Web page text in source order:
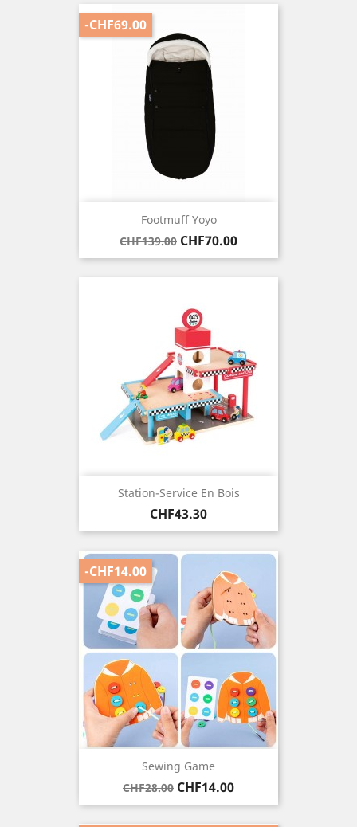
Footmuff Yoyo
Regular
price
CHF139.00 Price
CHF70.00
-CHF69.00
Station-Service En Bois
Price
CHF43.30
Sewing Game
Regular
price
CHF28.00 Price
CHF14.00
-CHF14.00